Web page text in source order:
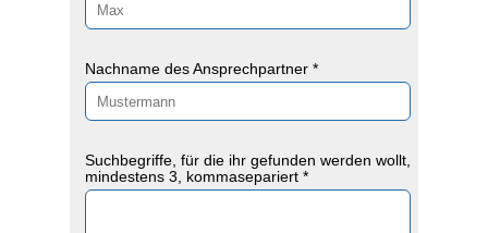
Nachname des Ansprechpartner *
Suchbegriffe, für die ihr gefunden werden wollt,
mindestens 3, kommasepariert *